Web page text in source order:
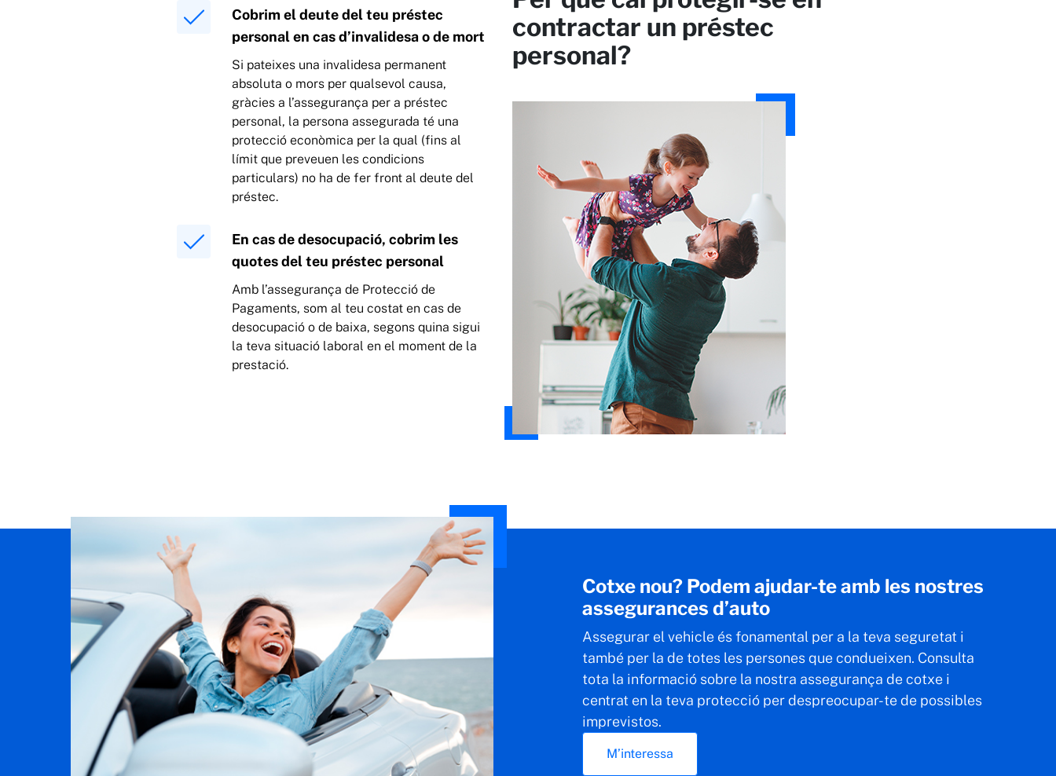
contractar un préstec
personal?
Cobrim el deute del teu préstec
personal en cas d’invalidesa o de mort
Si pateixes una invalidesa permanent
absoluta o mors per qualsevol causa,
gràcies a l’assegurança per a préstec
personal, la persona assegurada té una
protecció econòmica per la qual (fins al
límit que preveuen les condicions
particulars) no ha de fer front al deute del
préstec.
En cas de desocupació, cobrim les
quotes del teu préstec personal
Amb l’assegurança de Protecció de
Pagaments, som al teu costat en cas de
desocupació o de baixa, segons quina sigui
la teva situació laboral en el moment de la
prestació.
Cotxe nou? Podem ajudar-te amb les nostres
assegurances d’auto
Assegurar el vehicle és fonamental per a la teva seguretat i
també per la de totes les persones que condueixen. Consulta
tota la informació sobre la nostra assegurança de cotxe i
centrat en la teva protecció per despreocupar-te de possibles
imprevistos.
M’interessa